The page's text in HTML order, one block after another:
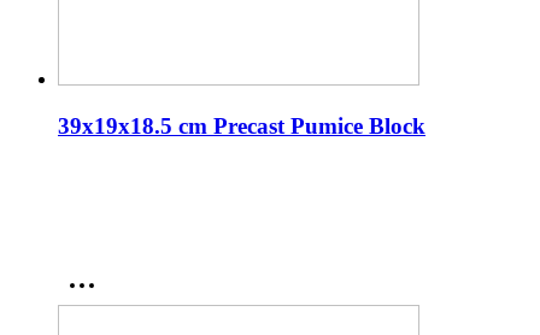
39x19x18.5 cm Precast Pumice Block